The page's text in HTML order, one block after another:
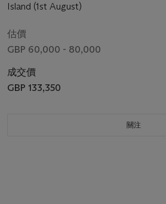
Island (1st August)
估價
GBP 60,000 - 80,000
成交價
GBP 133,350
關注